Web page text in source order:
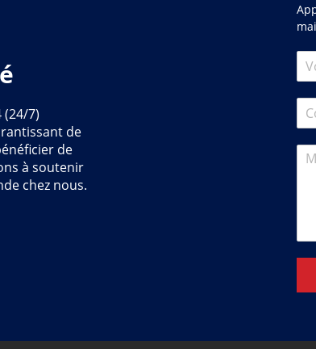
7)
de
de
à soutenir
chez nous.